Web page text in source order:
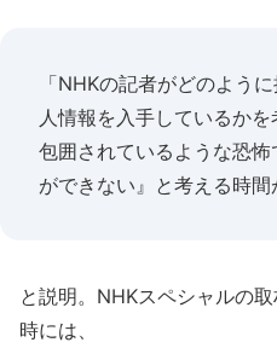
「NHKの記者がどのよう
人情報を入手しているか
包囲されているような恐
ができない』と考える時間
と説明。NHKスペシャルの
時には、